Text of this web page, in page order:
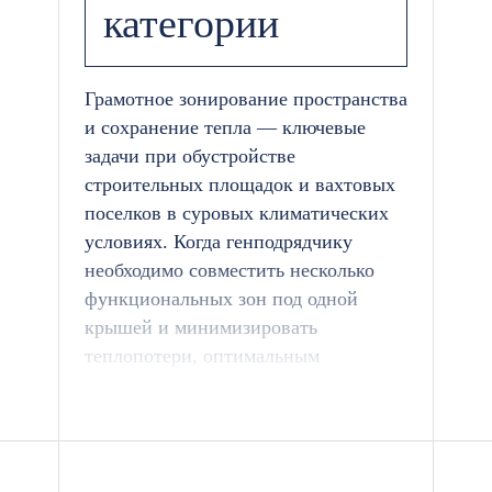
категории
Грамотное зонирование пространства
и сохранение тепла — ключевые
задачи при обустройстве
строительных площадок и вахтовых
поселков в суровых климатических
условиях. Когда генподрядчику
необходимо совместить несколько
функциональных зон под одной
крышей и минимизировать
теплопотери, оптимальным